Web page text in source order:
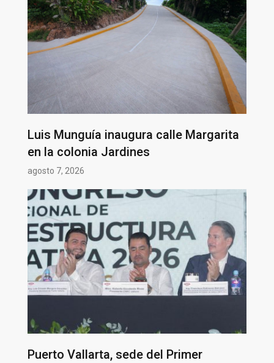
Luis Munguía inaugura calle Margarita
en la colonia Jardines
agosto 7, 2026
Puerto Vallarta, sede del Primer